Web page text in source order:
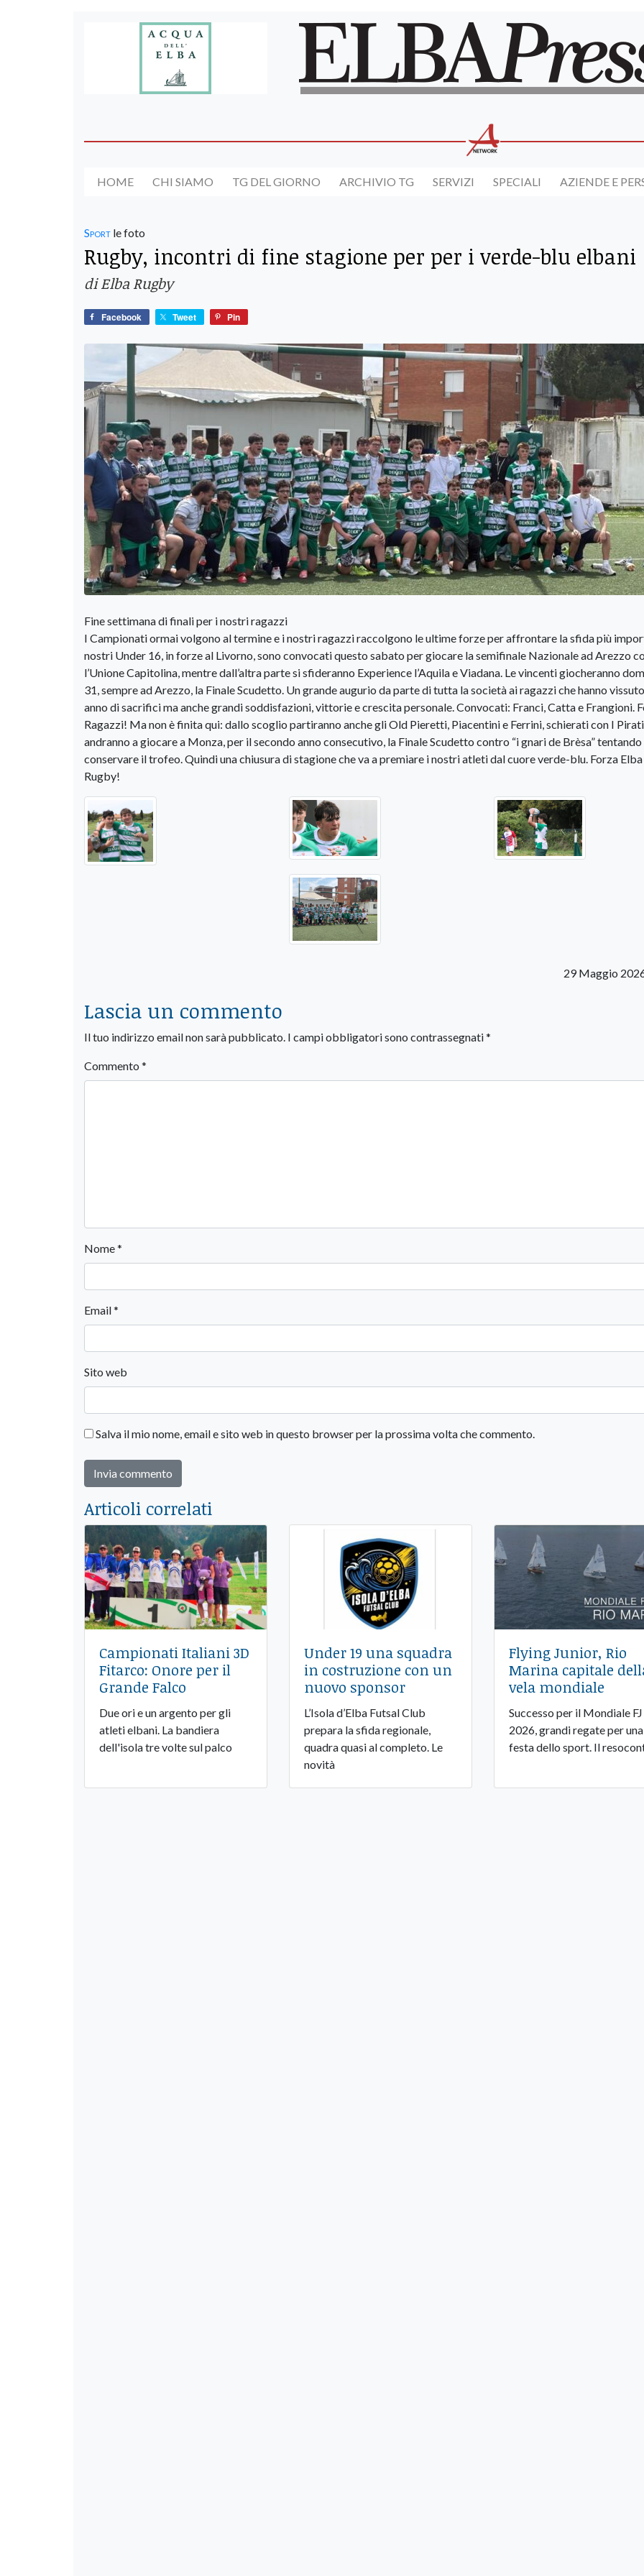
HOME CHI SIAMO TG DEL GIORNO ARCHIVIO TG SERVIZI SPECIALI AZIENDE E
Sport le foto
Rugby, incontri di fine stagione per per i verde-blu elbani
di Elba Rugby
Facebook Tweet Pin
Fine settimana di finali per i nostri ragazzi
I Campionati ormai volgono al termine e i nostri ragazzi raccolgono le ultime forze per affrontare la sfida più
nostri Under 16, in forze al Livorno, sono convocati questo sabato per giocare la semifinale Nazionale ad Arezzo
l’Unione Capitolina, mentre dall’altra parte si sfideranno Experience l’Aquila e Viadana. Le vincenti giocheranno
31, sempre ad Arezzo, la Finale Scudetto. Un grande augurio da parte di tutta la società ai ragazzi che hanno
anno di sacrifici ma anche grandi soddisfazioni, vittorie e crescita personale. Convocati: Franci, Catta e Frangioni.
Ragazzi! Ma non è finita qui: dallo scoglio partiranno anche gli Old Pieretti, Piacentini e Ferrini, schierati con I
andranno a giocare a Monza, per il secondo anno consecutivo, la Finale Scudetto contro “i gnari de Brèsa”
conservare il trofeo. Quindi una chiusura di stagione che va a premiare i nostri atleti dal cuore verde-blu. Forza Elba
Rugby!
29 Maggio
Lascia un commento
Il tuo indirizzo email non sarà pubblicato. I campi obbligatori sono contrassegnati*
Commento *
Nome*
Email*
Sito web
Salva il mio nome, email e sito web in questo browser per la prossima volta che commento.
Articoli correlati
Campionati Italiani 3D
Fitarco: Onore per il
Grande Falco
Due ori e un argento per gli
atleti elbani. La bandiera
dell'isola tre volte sul palco
Under 19 una squadra
in costruzione con un
nuovo sponsor
L’Isola d’Elba Futsal Club
prepara la sfida regionale,
quadra quasi al completo. Le
novità
Flying Junior, Rio
Marina capitale
vela mondiale
Successo per il Mondiale FJ
2026, grandi regate per una
festa dello sport. Il